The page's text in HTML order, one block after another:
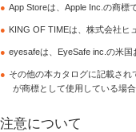
● App Storeは、Apple Inc.の商標で
● KING OF TIMEは、株式会社ヒ
● eyesafeは、EyeSafe inc.の米国
● その他の本カタログに記載さ
が商標として使用している場合
注意について